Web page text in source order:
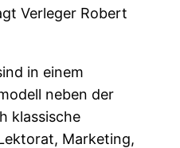
Verleger Robert
in einem
neben der
klassische
Marketing,